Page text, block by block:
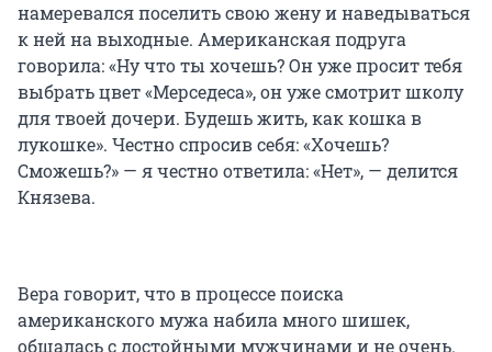
намеревался поселить свою жену и наведываться
к ней на выходные. Американская подруга
говорила: «Ну что ты хочешь? Он уже просит тебя
выбрать цвет «Мерседеса», он уже смотрит школу
для твоей дочери. Будешь жить, как кошка в
лукошке». Честно спросив себя: «Хочешь?
Сможешь?» — я честно ответила: «Нет», — делится
Князева.
Вера говорит, что в процессе поиска
американского мужа набила много шишек,
общалась с достойными мужчинами и не очень.